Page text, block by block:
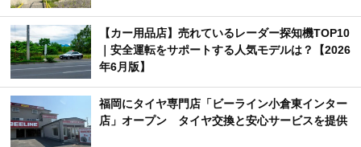
【カー用品店】売れているレーダー探知機TOP10
｜安全運転をサポートする人気モデルは？【2026
年6月版】
福岡にタイヤ専門店「ビーライン小倉東インター
店」オープン タイヤ交換と安心サービスを提供